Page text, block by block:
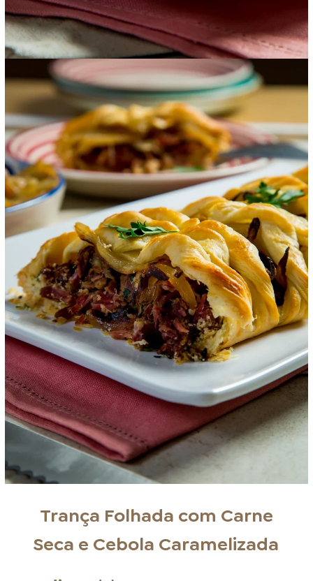
Trança Folhada com Carne
Seca e Cebola Caramelizada